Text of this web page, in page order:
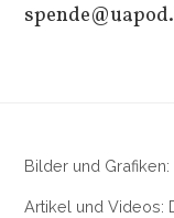
Bilder und
Artikel und Videos: